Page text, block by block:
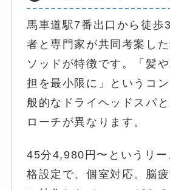
馬車道駅7番出口から徒歩
者と専門家が共同考案し
ソッドが特徴です。「髪
担を最小限に」というコ
般的なドライヘッドスパ
ローチが異なります。
45分4,980円〜というリー
格設定で、個室対応。脳